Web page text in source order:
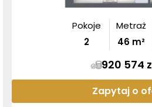
Pokoje
2
Metraż
46 m²
920 574
Zapytaj o